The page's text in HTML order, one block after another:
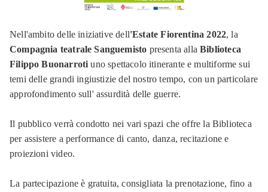
Nell'ambito delle iniziative dell'Estate Fiorentina 2022, la
Compagnia teatrale Sanguemisto presenta alla Biblioteca
Filippo Buonarrotiuno spettacolo itinerante e multiforme sui
temi delle grandi ingiustizie del nostro tempo, con un particolare
approfondimento sull' assurdità delle guerre.
Il pubblico verrà condotto nei vari spazi che offre la Biblioteca
per assistere a performance di canto, danza, recitazione e
proiezioni video.
La partecipazione è gratuita, consigliata la prenotazione, fino a